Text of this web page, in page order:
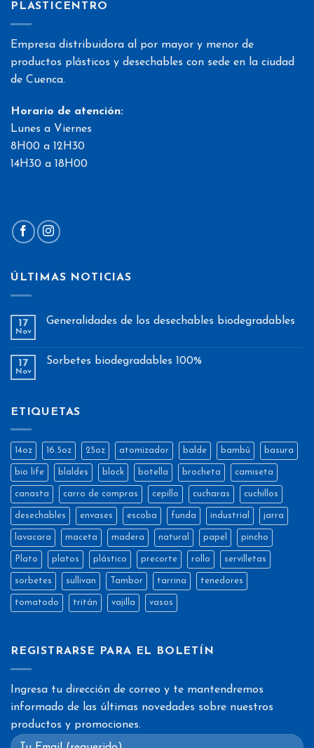
PLASTICENTRO
Empresa distribuidora al por mayor y menor de
productos plásticos y desechables con sede en la ciudad
de Cuenca.
Horario de atención:
Lunes a Viernes
8H00 a 12H30
14H30 a 18H00
ÚLTIMAS NOTICIAS
17
Nov
Generalidades de los desechables biodegradables
17
Nov
Sorbetes biodegradables 100%
ETIQUETAS
14oz 16.5oz 25oz atomizador balde bambú basura
bio life blaldes block botella brocheta camiseta
canasta carro de compras cepillo cucharas cuchillos
desechables envases escoba funda industrial jarra
lavacara maceta madera natural papel pincho
Plato platos plástico precorte rollo servilletas
sorbetes sullivan Tambor tarrina tenedores
tomatodo tritán vajilla vasos
REGISTRARSE PARA EL BOLETÍN
Ingresa tu dirección de correo y te mantendremos
informado de las últimas novedades sobre nuestros
productos y promociones.